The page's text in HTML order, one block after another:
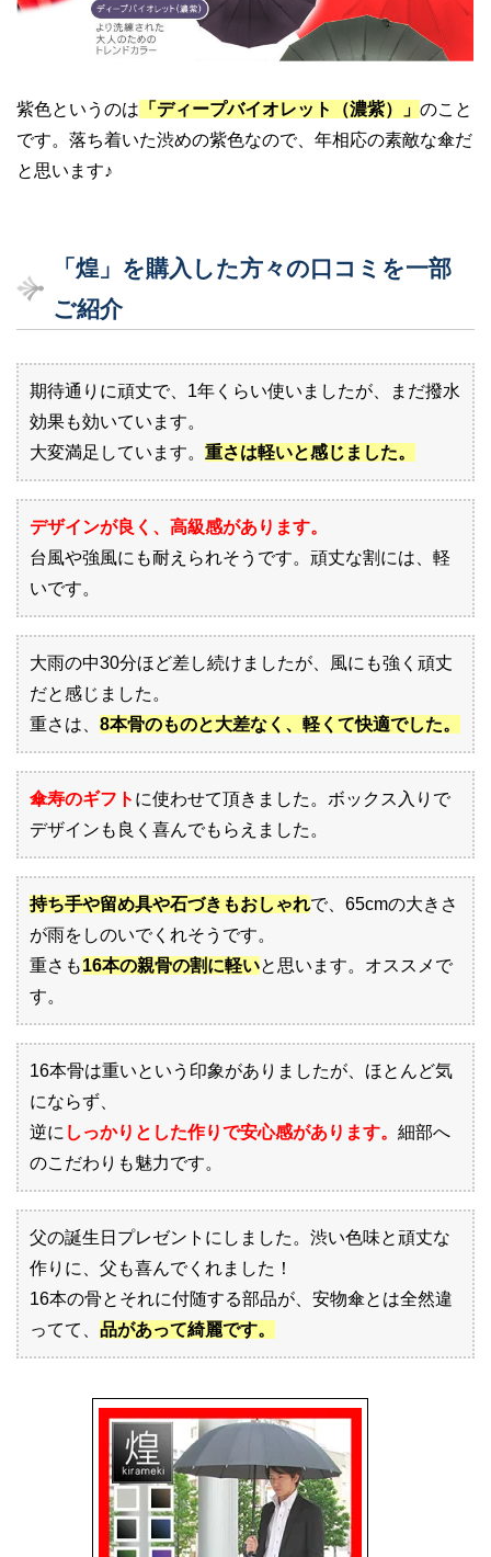
紫色というのは 「ディープバイオレット（濃紫）」 のこと
です。落ち着いた渋めの紫色なので、年相応の素敵な傘だ
と思います♪
「煌」を購入した方々の口コミを一部
ご紹介
期待通りに頑丈で、1年くらい使いましたが、まだ撥水
効果も効いています。
大変満足しています。 重さは軽いと感じました。
デザインが良く、高級感があります。
台風や強風にも耐えられそうです。頑丈な割には、軽
いです。
大雨の中30分ほど差し続けましたが、風にも強く頑丈
だと感じました。
重さは、 8本骨のものと大差なく、軽くて快適でした。
傘寿のギフト に使わせて頂きました。ボックス入りで
デザインも良く喜んでもらえました。
持ち手や留め具や石づきもおしゃれで、65cmの大きさ
が雨をしのいでくれそうです。
重さも16本の親骨の割に軽いと思います。オススメで
す。
16本骨は重いという印象がありましたが、ほとんど気
にならず、
逆に しっかりとした作りで安心感があります。 細部へ
のこだわりも魅力です。
父の誕生日プレゼントにしました。渋い色味と頑丈な
作りに、父も喜んでくれました！
16本の骨とそれに付随する部品が、安物傘とは全然違
ってて、 品があって綺麗です。